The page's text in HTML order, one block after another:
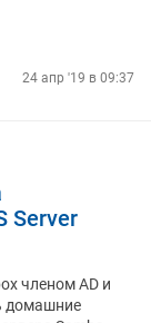
24 апр '19 в 09:37
Server
членом AD и
домашние